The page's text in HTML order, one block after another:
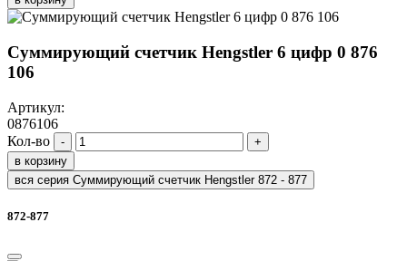
Суммирующий счетчик Hengstler 6 цифр 0 876
106
Артикул:
0876106
Кол-во
-
+
в корзину
вся серия Суммирующий счетчик Hengstler 872 - 877
872-877